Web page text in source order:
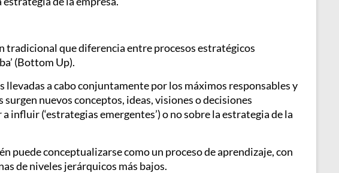
tradicional que diferencia entre procesos estratégicos
(Bottom Up).
llevadas a cabo conjuntamente por los máximos responsables y
nuevos conceptos, ideas, visiones o decisiones
(‘estrategias emergentes’) o no sobre la estrategia de la
puede conceptualizarse como un proceso de aprendizaje, con
de niveles jerárquicos más bajos.